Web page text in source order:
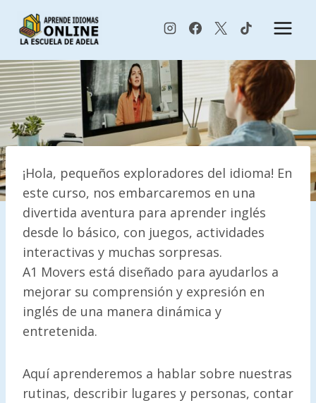
Saltar
contenido
¡Hola, pequeños exploradores del idioma! En
este curso, nos embarcaremos en una
divertida aventura para aprender inglés
desde lo básico, con juegos, actividades
interactivas y muchas sorpresas.
A1 Movers está diseñado para ayudarlos a
mejorar su comprensión y expresión en
inglés de una manera dinámica y
entretenida.
Aquí aprenderemos a hablar sobre nuestras
rutinas, describir lugares y personas, contar